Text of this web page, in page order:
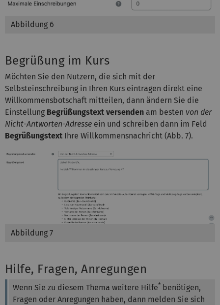
Abbildung 6
Begrüßung im Kurs
Möchten Sie den Nutzern, die sich mit der
Selbsteinschreibung in Ihren Kurs eintragen direkt eine
Willkommensbotschaft mitteilen, dann ändern Sie die
Einstellung Begrüßungstext versenden am besten von der
Nicht-Antworten-Adresse ein und schreiben dann im Feld
Begrüßungstext Ihre Willkommensnachricht (Abb. 7).
Abbildung 7
Hilfe, Fragen, Anregungen
Wenn Sie zu diesem Thema weitere Hilfe* benötigen,
Fragen oder Anregungen haben, dann melden Sie sich